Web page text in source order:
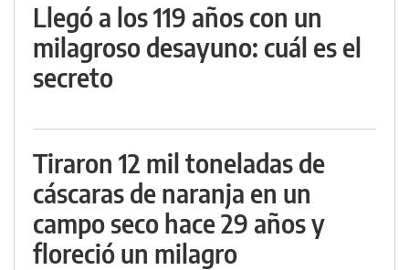
Llegó a los 119 años con un
milagroso desayuno: cuál es el
secreto
Tiraron 12 mil toneladas de
cáscaras de naranja en un
campo seco hace 29 años y
floreció un milagro